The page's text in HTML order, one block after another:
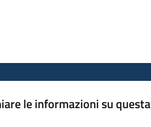
le informazioni su questa